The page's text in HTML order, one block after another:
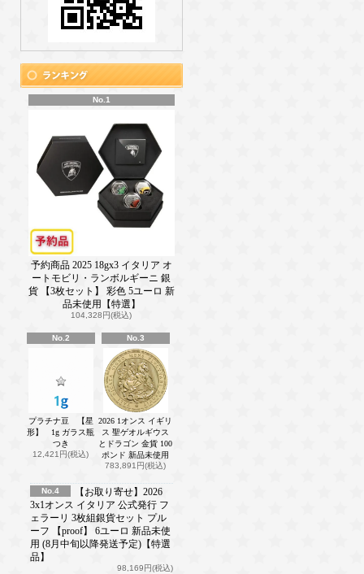
No.1
予約商品 2025 18gx3 イタリア オ
ートモビリ・ランボルギーニ 銀
貨 【3枚セット】 彩色 5ユーロ 新
品未使用【特選】
104,328円(税込)
No.2
プラチナ豆 【星
形】 1g ガラス瓶
つき
12,421円(税込)
No.3
2026 1オンス イギリ
ス 聖ゲオルギウス
とドラゴン 金貨 100
ポンド 新品未使用
783,891円(税込)
No.4
【お取り寄せ】2026
3x1オンス イタリア 公式発行 フ
ェラーリ 3枚組銀貨セット プル
ーフ 【proof】 6ユーロ 新品未使
用 (8月中旬以降発送予定)【特選
品】
98,169円(税込)